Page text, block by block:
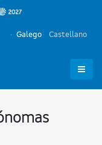
Galego Castellano